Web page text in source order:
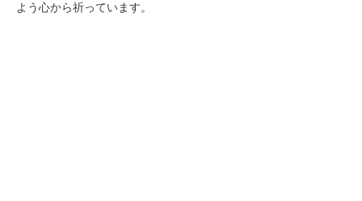
よう心から祈っています。